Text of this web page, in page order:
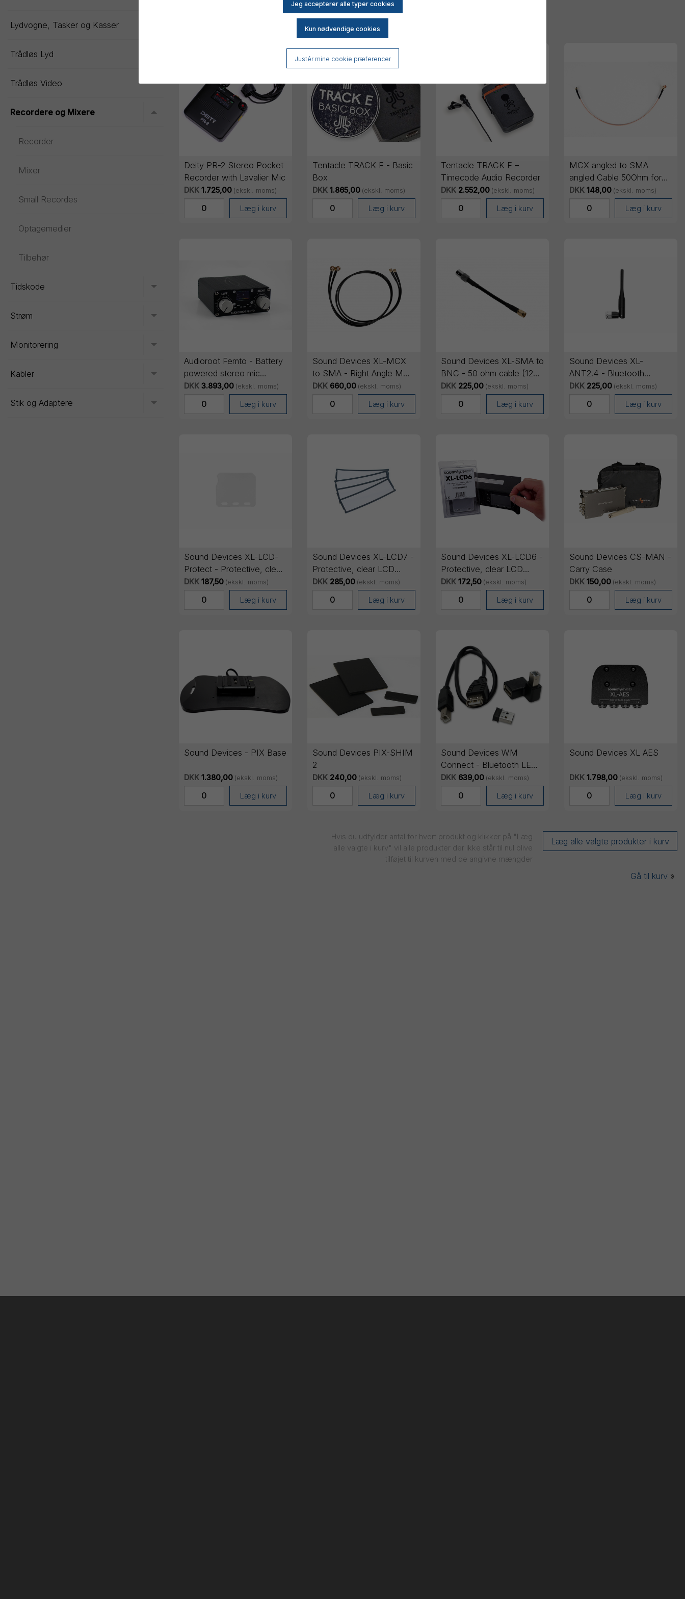
Justér mine cookie præferencer
Deity PR-2 Stereo Pocket
Recorder with Lavalier Mic
DKK 1.725,00 (ekskl. moms)
Læg i kurv
Tentacle TRACK E - Basic
Box
DKK 1.865,00 (ekskl. moms)
Læg i kurv
Tentacle TRACK E –
Timecode Audio Recorder
DKK 2.552,00 (ekskl. moms)
Læg i kurv
MCX angled to SMA
angled Cable 50Ohm for
SL-2 - 30cm
DKK 148,00 (ekskl. moms)
Læg i kurv
Audioroot Femto - Battery
powered stereo mic
preamp with 48V phantom
DKK 3.893,00 (ekskl. moms)
Læg i kurv
Sound Devices XL-MCX
to SMA - Right Angle MCX
plug to Right Angle SMA
plug, 50 ohm (pack of 2)
DKK 660,00 (ekskl. moms)
Læg i kurv
Sound Devices XL-SMA to
BNC - 50 ohm cable (120
mm)
DKK 225,00 (ekskl. moms)
Læg i kurv
Sound Devices XL-
ANT2.4 - Bluetooth
antenna
DKK 225,00 (ekskl. moms)
Læg i kurv
Sound Devices XL-LCD-
Protect - Protective, clear
LCD cover for 8-Series
DKK 187,50 (ekskl. moms)
Læg i kurv
Sound Devices XL-LCD7 -
Protective, clear LCD
cover for 7-Series. (pack
DKK 285,00 (ekskl. moms)
Læg i kurv
Sound Devices XL-LCD6 -
Protective, clear LCD
cover for 6-Series (pack
DKK 172,50 (ekskl. moms)
Læg i kurv
Sound Devices CS-MAN -
Carry Case
DKK 150,00 (ekskl. moms)
Læg i kurv
Sound Devices - PIX Base
DKK 1.380,00 (ekskl. moms)
Læg i kurv
Sound Devices PIX-SHIM
2
DKK 240,00 (ekskl. moms)
Læg i kurv
Sound Devices WM
Connect - Bluetooth LE
Dongle
DKK 639,00 (ekskl. moms)
Læg i kurv
Sound Devices XL AES
DKK 1.798,00 (ekskl. moms)
Læg i kurv
Hvis du udfylder antal for hvert produkt og klikker på "Læg
alle valgte i kurv" vil alle produkter der ikke står til nul blive
tilføjet til kurven med de angivne mængder
Gå til kurv »
Lydvogne, Tasker og Kasser
Trådløs Lyd
Trådløs Video
Recordere og Mixere Toggle menu
Recorder
Mixer
Small Recordes
Optagemedier
Tilbehør
Tidskode Toggle menu
Strøm Toggle menu
Monitorering Toggle menu
Kabler Toggle menu
Stik og Adaptere Toggle menu